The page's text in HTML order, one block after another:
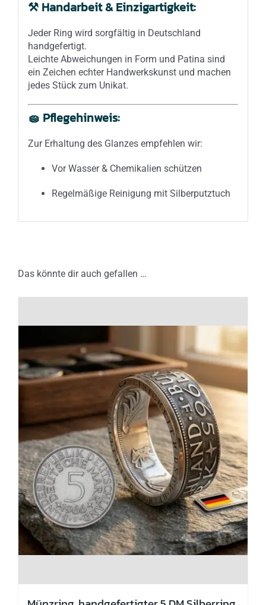
⚒️ Handarbeit & Einzigartigkeit:
Jeder Ring wird sorgfältig in Deutschland
handgefertigt.
Leichte Abweichungen in Form und Patina sind
ein Zeichen echter Handwerkskunst und machen
jedes Stück zum Unikat.
🧽 Pflegehinweis:
Zur Erhaltung des Glanzes empfehlen wir:
Vor Wasser & Chemikalien schützen
Regelmäßige Reinigung mit Silberputztuch
Das könnte dir auch gefallen …